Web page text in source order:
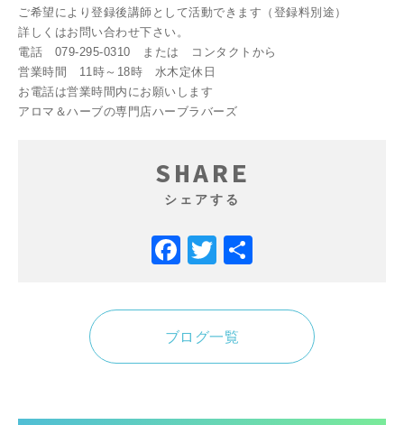
ご希望により登録後講師として活動できます（登録料別途）
詳しくはお問い合わせ下さい。
電話 079-295-0310 または コンタクトから
営業時間 11時～18時 水木定休日
お電話は営業時間内にお願いします
アロマ＆ハーブの専門店ハーブラバーズ
SHARE
シェアする
Facebook
Twitter
ブログ一覧